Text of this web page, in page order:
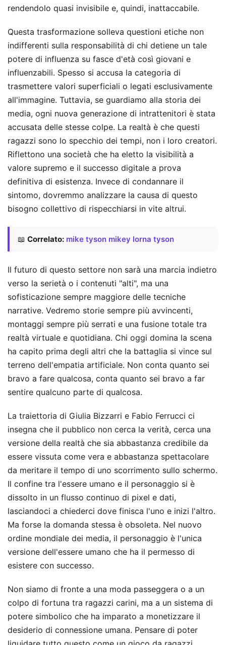
rendendolo quasi invisibile e, quindi, inattaccabile.
Questa trasformazione solleva questioni etiche non
indifferenti sulla responsabilità di chi detiene un tale
potere di influenza su fasce d'età così giovani e
influenzabili. Spesso si accusa la categoria di
trasmettere valori superficiali o legati esclusivamente
all'immagine. Tuttavia, se guardiamo alla storia dei
media, ogni nuova generazione di intrattenitori è stata
accusata delle stesse colpe. La realtà è che questi
ragazzi sono lo specchio dei tempi, non i loro creatori.
Riflettono una società che ha eletto la visibilità a
valore supremo e il successo digitale a prova
definitiva di esistenza. Invece di condannare il
sintomo, dovremmo analizzare la causa di questo
bisogno collettivo di rispecchiarsi in vite altrui.
📖 Correlato: mike tyson mikey lorna tyson
Il futuro di questo settore non sarà una marcia indietro
verso la serietà o i contenuti "alti", ma una
sofisticazione sempre maggiore delle tecniche
narrative. Vedremo storie sempre più avvincenti,
montaggi sempre più serrati e una fusione totale tra
realtà virtuale e quotidiana. Chi oggi domina la scena
ha capito prima degli altri che la battaglia si vince sul
terreno dell'empatia artificiale. Non conta quanto sei
bravo a fare qualcosa, conta quanto sei bravo a far
sentire qualcuno parte di qualcosa.
La traiettoria di Giulia Bizzarri e Fabio Ferrucci ci
insegna che il pubblico non cerca la verità, cerca una
versione della realtà che sia abbastanza credibile da
essere vissuta come vera e abbastanza spettacolare
da meritare il tempo di uno scorrimento sullo schermo.
Il confine tra l'essere umano e il personaggio si è
dissolto in un flusso continuo di pixel e dati,
lasciandoci a chiederci dove finisca l'uno e inizi l'altro.
Ma forse la domanda stessa è obsoleta. Nel nuovo
ordine mondiale dei media, il personaggio è l'unica
versione dell'essere umano che ha il permesso di
esistere con successo.
Non siamo di fronte a una moda passeggera o a un
colpo di fortuna tra ragazzi carini, ma a un sistema di
potere simbolico che ha imparato a monetizzare il
desiderio di connessione umana. Pensare di poter